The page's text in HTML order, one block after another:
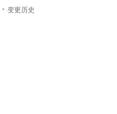
变更历史
产品，从模型到应用全链提效
书